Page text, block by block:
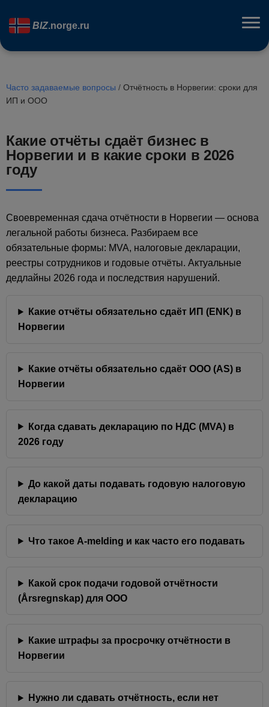
BIZ.norge.ru
Часто задаваемые вопросы / Отчётность в Норвегии: сроки для
ИП и ООО
Какие отчёты сдаёт бизнес в
Норвегии и в какие сроки в 2026
году
Своевременная сдача отчётности в Норвегии — основа
легальной работы бизнеса. Разбираем все
обязательные формы: MVA, налоговые декларации,
реестры сотрудников и годовые отчёты. Актуальные
дедлайны 2026 года и последствия нарушений.
Какие отчёты обязательно сдаёт ИП (ENK) в
Норвегии
Какие отчёты обязательно сдаёт ООО (AS) в
Норвегии
Когда сдавать декларацию по НДС (MVA) в
2026 году
До какой даты подавать годовую налоговую
декларацию
Что такое A-melding и как часто его подавать
Какой срок подачи годовой отчётности
(Årsregnskap) для ООО
Какие штрафы за просрочку отчётности в
Норвегии
Нужно ли сдавать отчётность, если нет